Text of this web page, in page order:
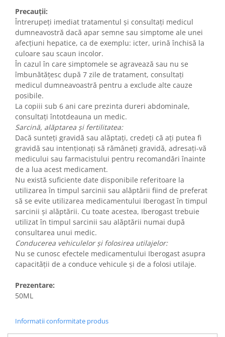
Precauții:
Întrerupeți imediat tratamentul și consultați medicul
dumneavostră dacă apar semne sau simptome ale unei
afecțiuni hepatice, ca de exemplu: icter, urină închisă la
culoare sau scaun incolor.
În cazul în care simptomele se agravează sau nu se
îmbunătățesc după 7 zile de tratament, consultați
medicul dumneavoastră pentru a exclude alte cauze
posibile.
La copiii sub 6 ani care prezinta dureri abdominale,
consultați întotdeauna un medic.
Sarcină, alăptarea şi fertilitatea:
Dacă sunteți gravidă sau alăptați, credeți că ați putea fi
gravidă sau intenționați să rămâneți gravidă, adresați-vă
medicului sau farmacistului pentru recomandări înainte
de a lua acest medicament.
Nu există suficiente date disponibile referitoare la
utilizarea în timpul sarcinii sau alăptării fiind de preferat
să se evite utilizarea medicamentului Iberogast în timpul
sarcinii și alăptării. Cu toate acestea, Iberogast trebuie
utilizat în timpul sarcinii sau alăptării numai după
consultarea unui medic.
Conducerea vehiculelor şi folosirea utilajelor:
Nu se cunosc efectele medicamentului Iberogast asupra
capacității de a conduce vehicule şi de a folosi utilaje.
Prezentare:
50ML
Informatii conformitate produs